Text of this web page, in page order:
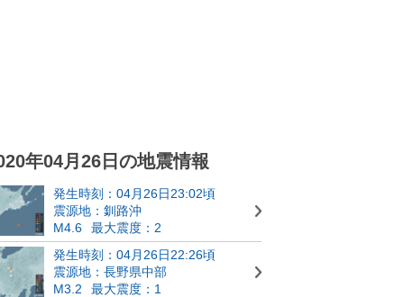
年04月26日の地震情報
発生時刻：04月26日23:02頃
震源地：釧路沖
M4.6
最大震度：2
発生時刻：04月26日22:26頃
震源地：長野県中部
M3.2
最大震度：1